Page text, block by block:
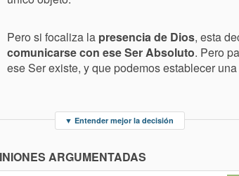
Pero si focaliza la presencia de Dios, esta
comunicarse con ese Ser Absoluto. Pero
ese Ser existe, y que podemos establecer
▼ Entender mejor la decisión
ARGUMENTADAS